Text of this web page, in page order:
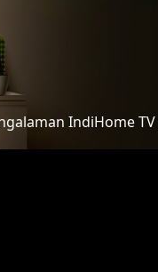
IndiHome TV